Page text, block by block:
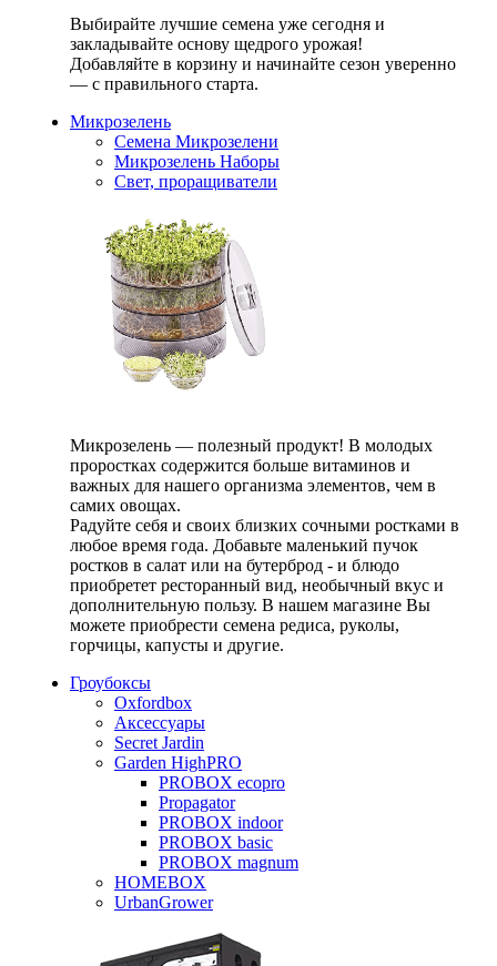
Выбирайте лучшие семена уже сегодня и
закладывайте основу щедрого урожая!
Добавляйте в корзину и начинайте сезон уверенно
— с правильного старта.
Микрозелень
Семена Микрозелени
Микрозелень Наборы
Свет, проращиватели
Микрозелень — полезный продукт! В молодых
проростках содержится больше витаминов и
важных для нашего организма элементов, чем в
самих овощах.
Радуйте себя и своих близких сочными ростками в
любое время года. Добавьте маленький пучок
ростков в салат или на бутерброд - и блюдо
приобретет ресторанный вид, необычный вкус и
дополнительную пользу. В нашем магазине Вы
можете приобрести семена редиса, руколы,
горчицы, капусты и другие.
Гроубоксы
Oxfordbox
Аксессуары
Secret Jardin
Garden HighPRO
PROBOX ecopro
Propagator
PROBOX indoor
PROBOX basic
PROBOX magnum
HOMEBOX
UrbanGrower